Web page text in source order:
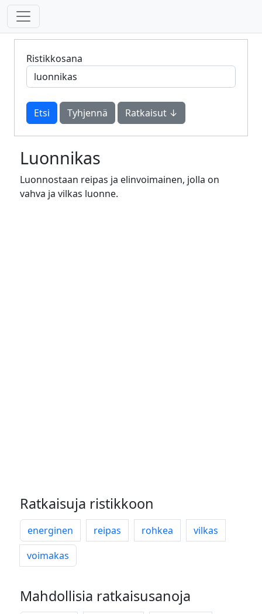
Ristikkosana
Tyhjennä Ratkaisut ↓
Luonnikas
Luonnostaan reipas ja elinvoimainen, jolla on
vahva ja vilkas luonne.
Ratkaisuja ristikkoon
energinen reipas rohkea
vilkas
voimakas
Mahdollisia ratkaisusanoja